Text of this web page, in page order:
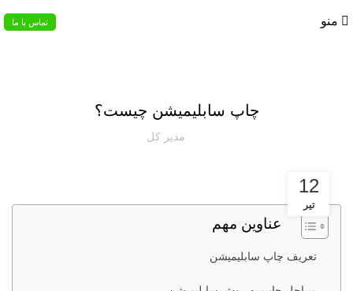
منو تماس با ما
چاپ سابلیمیشن چیست؟
مدیر کل
12
تیر
عناوین مهم
تعریف چاپ سابلیمیشن